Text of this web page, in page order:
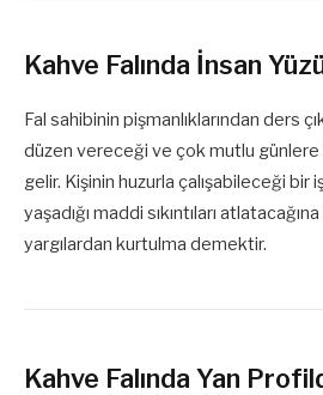
Kahve Falında İnsan
Fal sahibinin pişmanlıklarından ders
düzen vereceği ve çok mutlu günlere
gelir. Kişinin huzurla çalışabileceği bir
yaşadığı maddi sıkıntıları
yargılardan kurtulma demektir.
Kahve Falında Yan